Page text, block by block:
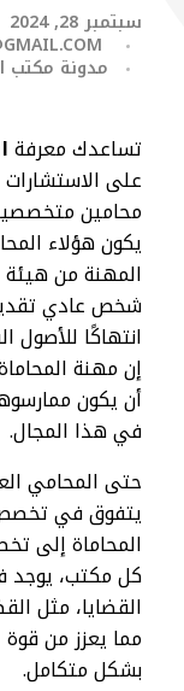
سبتمبر 28, 2024
مدونة مكتب
تساعدك معرفة
على الاستشارات
محامين
يكون هؤلاء
المهنة من هيئة
شخص عادي
انتهاكًا للأصول
إن مهنة
أن يكون
في هذا المجال.
حتى المحامي
يتفوق في
المحاماة إلى
كل مكتب،
القضايا، مثل
مما يعزز من قوة
بشكل متكامل.